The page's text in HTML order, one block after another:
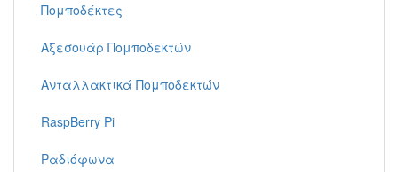
Πομποδέκτες
Αξεσουάρ Πομποδεκτών
Ανταλλακτικά Πομποδεκτών
RaspBerry Pi
Ραδιόφωνα